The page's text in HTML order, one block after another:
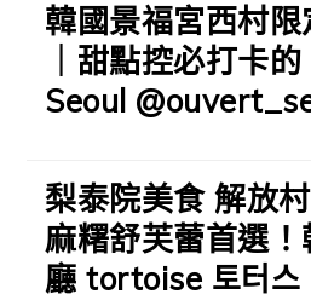
韓國景福宮西村
｜甜點控必打卡
Seoul
梨泰院美食 解放村
麻糬舒芙蕾首選
廳 tortoise 토터스